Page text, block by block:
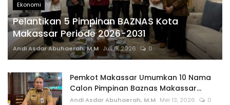
Ekonomi
Pelantikan 5 Pimpinan BAZNAS Kota
Makassar Periode 2026-2031
Andi Asdar Abuhaerah, M.M Juli 6, 2026 0
Pemkot Makassar Umumkan 10 Nama
Calon Pimpinan Baznas Makassar...
Andi Asdar Abuhaerah, M.M Mei 13, 2026 0